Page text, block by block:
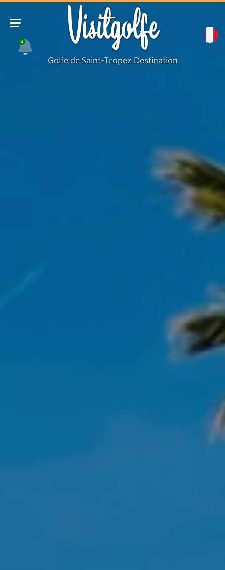
4 Visitgolfe
Golfe de Saint-Tropez Destination